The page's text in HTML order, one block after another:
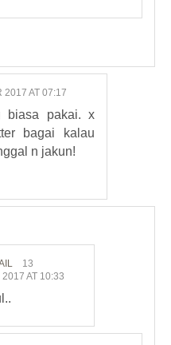
2017 AT 07:17
biasa pakai. x
bagai kalau
n jakun!
13
AT 10:33